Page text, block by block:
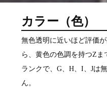
カラー（色）
無色透明に近いほど評価
ら、黄色の色調を持つZ
ランクで、G、H、I、Jは
ん。